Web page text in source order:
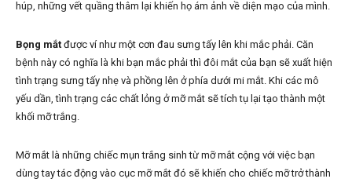
húp, những vết quầng thâm lại khiến họ ám ảnh về diện mạo của mình.
Bọng mắt được ví như một cơn đau sưng tấy lên khi mắc phải. Căn
bệnh này có nghĩa là khi bạn mắc phải thì đôi mắt của bạn sẽ xuất hiện
tình trạng sưng tấy nhẹ và phồng lên ở phía dưới mi mắt. Khi các mô
yếu dần, tình trạng các chất lỏng ở mỡ mắt sẽ tích tụ lại tạo thành một
khối mỡ trắng.
Mỡ mắt là những chiếc mụn trắng sinh từ mỡ mắt cộng với việc bạn
dùng tay tác động vào cục mỡ mắt đó sẽ khiến cho chiếc mỡ trở thành